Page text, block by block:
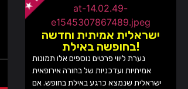
ישראלית אמיתית וחדשה
בחופשה באילת!
נערת ליווי פרטים נוספים אלו תמונות
אמיתיות ועדכניות של בחורה אירופאית
ישראלית שנמצא כרגע באילת בחופש. אם